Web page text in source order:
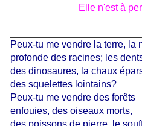
Elle n'est à
Peux-tu me vendre la terre, la
profonde des racines; les
des dinosaures, la chaux
des squelettes lointains?
Peux-tu me vendre des forêts
enfouies, des oiseaux morts,
des poissons de pierre, le